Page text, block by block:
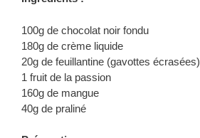
100g de chocolat noir fondu
180g de crème liquide
20g de feuillantine (gavottes écrasées)
1 fruit de la passion
160g de mangue
40g de praliné